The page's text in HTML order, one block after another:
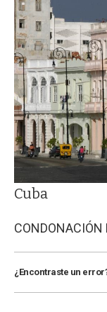
Cuba
CONDONACIÓN
¿Encontraste un